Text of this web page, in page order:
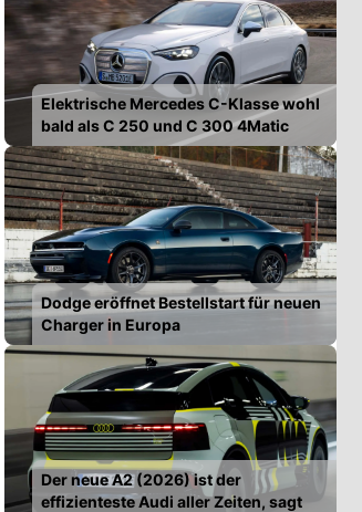
Elektrische Mercedes C-Klasse wohl
bald als C 250 und C 300 4Matic
Dodge eröffnet Bestellstart für neuen
Charger in Europa
Der neue A2 (2026) ist der
effizienteste Audi aller Zeiten, sagt